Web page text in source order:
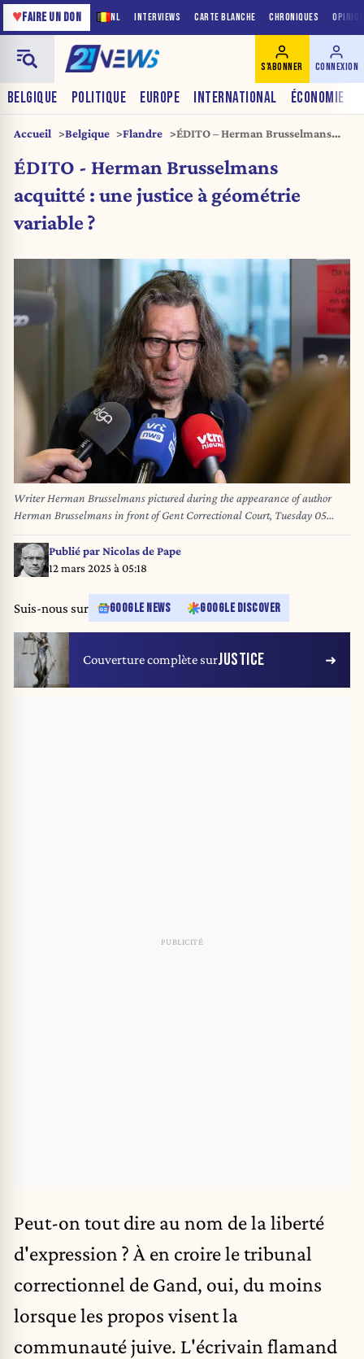
NL INTERVIEWS CARTE BLANCHE CHRONIQUES
♥FAIRE UN DON
BELGIQUE POLITIQUE EUROPE INTERNATIONAL ÉCONOMIE
S'ABONNER CONNEXION
Accueil Belgique Flandre
ÉDITO – Herman Brusselmans
variable ?
ÉDITO - Herman Brusselmans
acquitté : une justice à géométrie
variable ?
Writer Herman Brusselmans pictured during the appearance of author
Herman Brusselmans in front of Gent Correctional Court, Tuesday 05
November 2024. The Belgian author was summoned by the Jewish
Information and Documentation Center (JID) as a result of his column in
the weekly Humo. The summons is issued outside the public prosecutor's
correctional court. BELGA PHOTO JAMES ARTHUR GEKIERE
Publié parNicolas de Pape
12 mars 2025 à 05:18
Suis-nous sur GOOGLE NEWS GOOGLE DISCOVER
Couverture complète surJUSTICE
Peut-on tout dire au nom de la liberté
d'expression ? À en croire le tribunal
correctionnel de Gand, oui, du moins
lorsque les propos visent la
communauté juive. L'écrivain flamand